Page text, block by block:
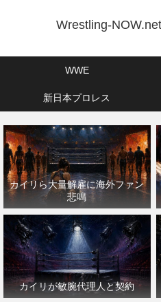
Wrestling-
WWE
新日本プロレス
カイリら大量解雇に海外ファン
悲鳴
カイリが敏腕代理人と契約